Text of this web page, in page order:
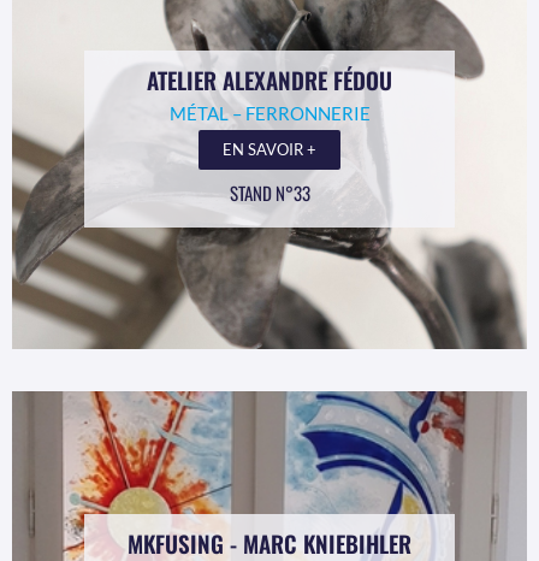
ATELIER ALEXANDRE FÉDOU
MÉTAL – FERRONNERIE
EN SAVOIR +
STAND N°33
MKFUSING - MARC KNIEBIHLER